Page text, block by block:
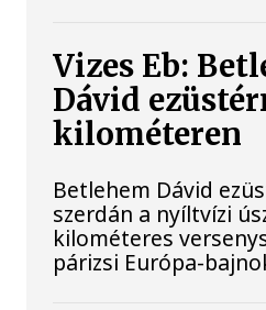
Vizes Eb:
Dávid
kilométeren
Betlehem Dávid
szerdán a nyíltvízi
kilométeres
párizsi Európa-